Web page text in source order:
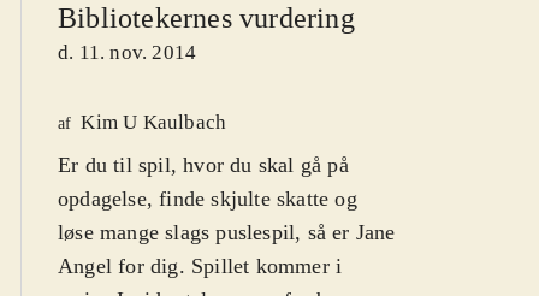
Bibliotekernes vurdering
d. 11. nov. 2014
af Kim U Kaulbach
Er du til spil, hvor du skal gå på
opdagelse, finde skjulte skatte og
løse mange slags puslespil, så er Jane
Angel for dig. Spillet kommer i